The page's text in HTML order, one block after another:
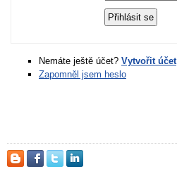
Nemáte ještě účet? Vytvořit účet
Zapomněl jsem heslo